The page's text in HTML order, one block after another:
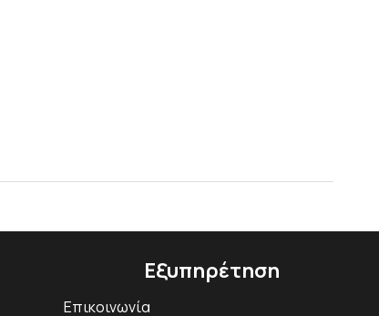
Εξυπηρέτηση
Επικοινωνία